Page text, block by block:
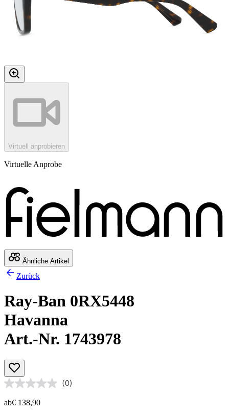
Virtuell anprobieren
Virtuelle Anprobe
Ähnliche Artikel
Zurück
Ray-Ban 0RX5448
Havanna
Art.-Nr. 1743978
(0)
ab€ 138,90